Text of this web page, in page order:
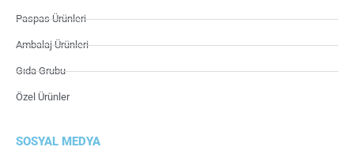
Paspas Ürünleri
Ambalaj Ürünleri
Gıda Grubu
Özel Ürünler
SOSYAL MEDYA